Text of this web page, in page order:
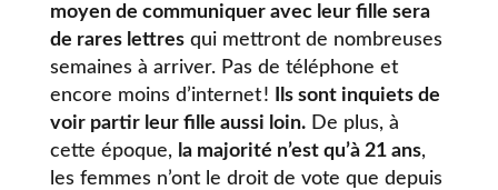
moyen de communiquer avec leur fille sera
de rares lettresqui mettront de nombreuses
semaines à arriver. Pas de téléphone et
encore moins d’internet !
Ils sont inquiets de
voir partir leur fille aussi loin.De plus, à
cette époque, la majorité n’est qu’à 21 ans,
les femmes n’ont le droit de vote que depuis